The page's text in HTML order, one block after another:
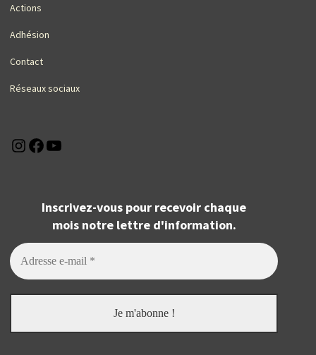
Actions
Adhésion
Contact
Réseaux sociaux
Instagram
Facebook
Inscrivez-vous pour recevoir chaque
mois notre lettre d'information.